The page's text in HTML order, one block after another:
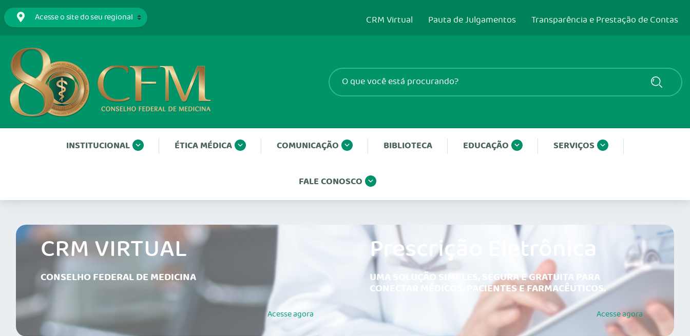
CRM Virtual Pauta de Julgamentos Transparência e Prestação de Contas
INSTITUCIONAL ÉTICA MÉDICA COMUNICAÇÃO BIBLIOTECA EDUCAÇÃO SERVIÇOS
FALE CONOSCO
CRM VIRTUAL
CONSELHO FEDERAL DE MEDICINA
Acesseagora
Prescrição Eletrônica
UMA SOLUÇÃO SIMPLES, SEGURA E GRATUITA PARA
CONECTAR MÉDICOS, PACIENTES E FARMACÊUTICOS.
Acesseagora